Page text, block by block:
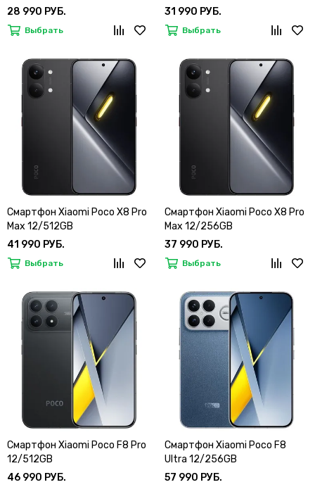
28 990 РУБ.
Выбрать
31 990 РУБ.
Выбрать
Смартфон Xiaomi Poco X8 Pro
Max 12/512GB
41 990 РУБ.
Выбрать
Смартфон Xiaomi Poco X8 Pro
Max 12/256GB
37 990 РУБ.
Выбрать
Смартфон Xiaomi Poco F8 Pro
12/512GB
46 990 РУБ.
Смартфон Xiaomi Poco F8
Ultra 12/256GB
57 990 РУБ.